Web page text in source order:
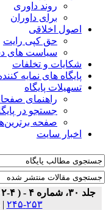
روند داوری
برای داوران
اصول اخلاقی
حق کپی رایت
سیاست های
شکایات و تخلفات
پایگاه های نمایه کننده
تسهیلات پایگاه
راهنمای
جستجو در پایگاه
صفحه
اخبار سایت
جلد ۳۰، شماره ۴ - ( ۴-۱۴۰۲ )
۲۵۳-۲۴۵
|